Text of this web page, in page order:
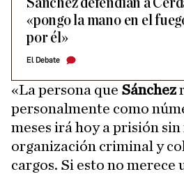
Sánchez defendían a
«pongo la mano en el
por él»
El Debate
«La persona que Sánchez
personalmente como
meses irá hoy a prisión sin
organización criminal y
cargos. Si esto no merece